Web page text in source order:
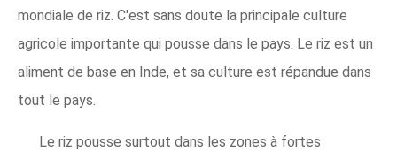
mondiale de riz. C'est sans doute la principale culture
agricole importante qui pousse dans le pays. Le riz est un
aliment de base en Inde, et sa culture est répandue dans
tout le pays.
Le riz pousse surtout dans les zones à fortes